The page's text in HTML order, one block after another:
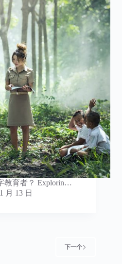
教育者？ Explorin…
月 13 日
下一个